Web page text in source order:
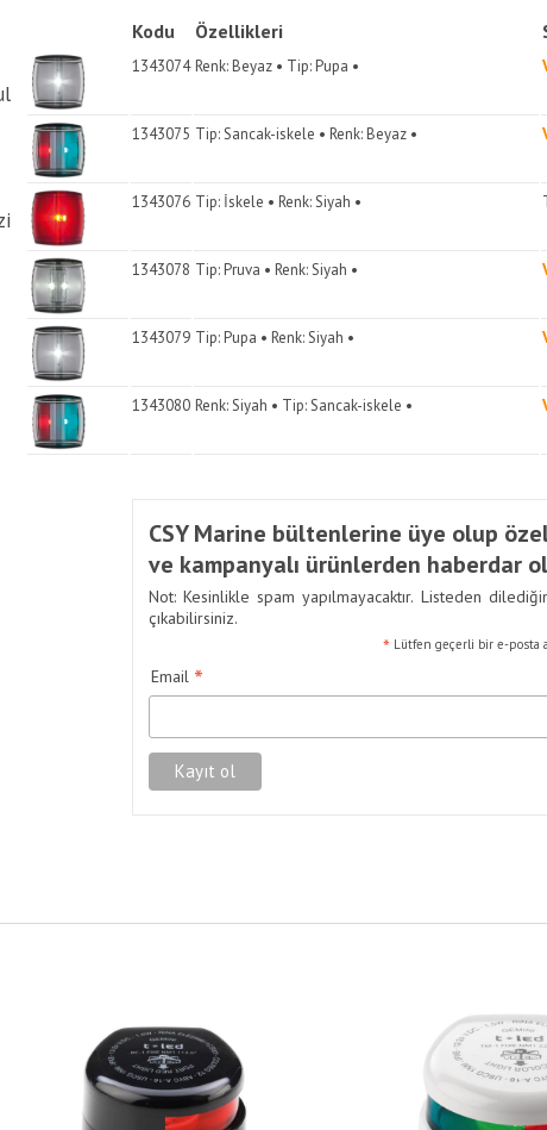
Kodu Özellikleri
1343074 Renk: Beyaz • Tip: Pupa •
1343075 Tip: Sancak-iskele • Renk: Beyaz •
1343076 Tip: İskele • Renk: Siyah •
1343078 Tip: Pruva • Renk: Siyah •
1343079 Tip: Pupa • Renk: Siyah •
1343080 Renk: Siyah • Tip: Sancak-iskele •
CSY Marine bültenlerine üye olup
ve kampanyalı ürünlerden haberdar
Not: Kesinlikle spam yapılmayacaktır. Listeden
çıkabilirsiniz.
* Lütfen geçerli bir e-posta
Email *